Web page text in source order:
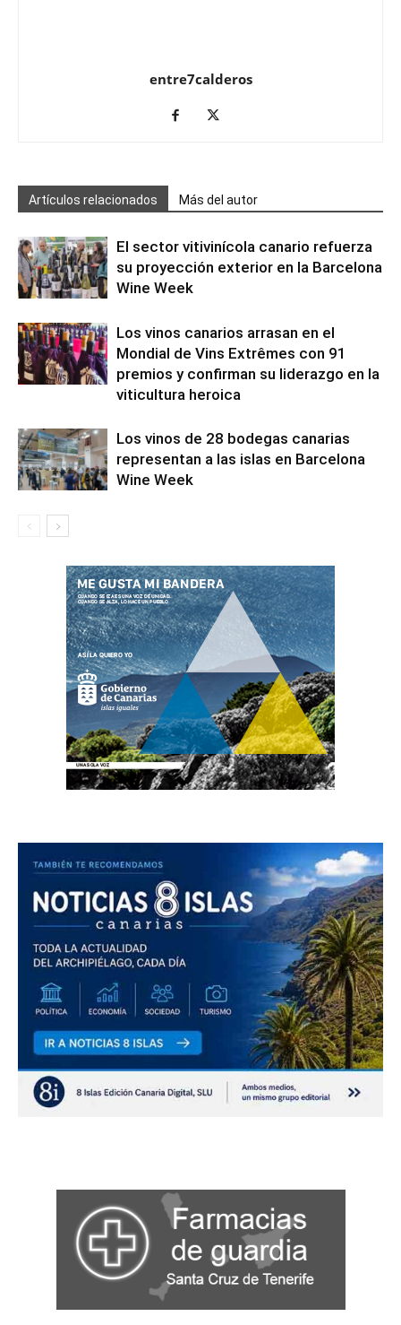
entre7calderos
Artículos relacionados Más del autor
El sector vitivinícola canario refuerza
su proyección exterior en la Barcelona
Wine Week
Los vinos canarios arrasan en el
Mondial de Vins Extrêmes con 91
premios y confirman su liderazgo en la
viticultura heroica
Los vinos de 28 bodegas canarias
representan a las islas en Barcelona
Wine Week